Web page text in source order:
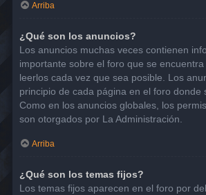
Arriba
¿Qué son los anuncios?
Los anuncios muchas veces contienen
importante sobre el foro que se
leerlos cada vez que sea posible. Los
principio de cada página en el foro donde
Como en los anuncios globales, los
son otorgados por La Administración.
Arriba
¿Qué son los temas fijos?
Los temas fijos aparecen en el foro por